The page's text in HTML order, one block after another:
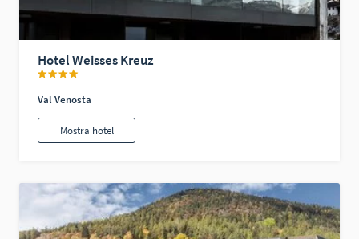
Hotel Weisses Kreuz
Val Venosta
Mostra hotel